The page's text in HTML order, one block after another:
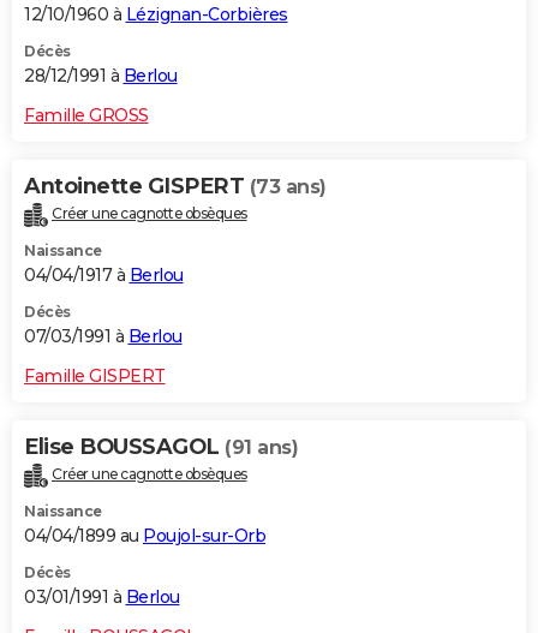
12/10/1960 à Lézignan-Corbières
Décès
28/12/1991 à Berlou
Famille GROSS
Antoinette GISPERT (73 ans)
Créer une cagnotte obsèques
Naissance
04/04/1917 à Berlou
Décès
07/03/1991 à Berlou
Famille GISPERT
Elise BOUSSAGOL (91 ans)
Créer une cagnotte obsèques
Naissance
04/04/1899 au Poujol-sur-Orb
Décès
03/01/1991 à Berlou